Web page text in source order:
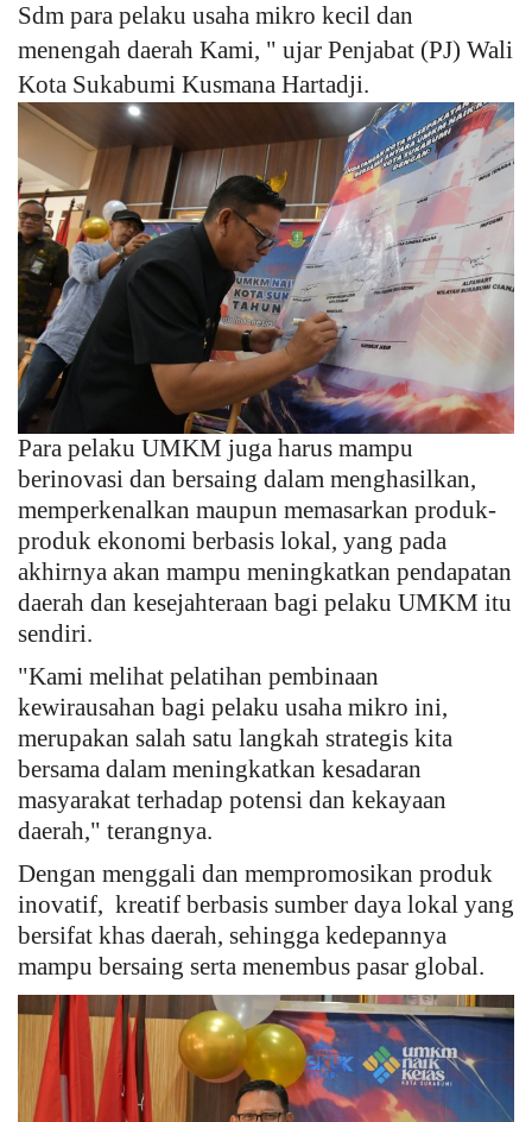
Sdm para pelaku usaha mikro kecil dan
menengah daerah Kami, " ujar Penjabat (PJ) Wali
Kota Sukabumi Kusmana Hartadji.
Para pelaku UMKM juga harus mampu
berinovasi dan bersaing dalam menghasilkan,
memperkenalkan maupun memasarkan produk-
produk ekonomi berbasis lokal, yang pada
akhirnya akan mampu meningkatkan pendapatan
daerah dan kesejahteraan bagi pelaku UMKM itu
sendiri.
"Kami melihat pelatihan pembinaan
kewirausahan bagi pelaku usaha mikro ini,
merupakan salah satu langkah strategis kita
bersama dalam meningkatkan kesadaran
masyarakat terhadap potensi dan kekayaan
daerah," terangnya.
Dengan menggali dan mempromosikan produk
inovatif, kreatif berbasis sumber daya lokal yang
bersifat khas daerah, sehingga kedepannya
mampu bersaing serta menembus pasar global.